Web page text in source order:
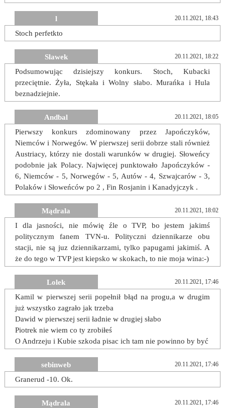
l 20.11.2021, 18:43
Stoch perfetkto
Slawek 20.11.2021, 18:22
Podsumowując dzisiejszy konkurs. Stoch, Kubacki
przeciętnie. Żyła, Stękała i Wolny słabo. Murańka i Hula
beznadziejnie.
Andbal 20.11.2021, 18:05
Pierwszy konkurs zdominowany przez Japończyków,
Niemców i Norwegów. W pierwszej serii dobrze stali również
Austriacy, którzy nie dostali warunków w drugiej. Słoweńcy
podobnie jak Polacy. Najwięcej punktowało Japończyków -
6, Niemców - 5, Norwegów - 5, Autów - 4, Szwajcarów - 3,
Polaków i Słoweńców po 2 , Fin Rosjanin i Kanadyjczyk .
Mądrala 20.11.2021, 18:02
I dla jasności, nie mówię źle o TVP, bo jestem jakimś
politycznym fanem TVN-u. Polityczni dziennikarze obu
stacji, nie są juz dziennikarzami, tylko papugami jakimiś. A
że do tego w TVP jest kiepsko w skokach, to nie moja wina:-)
Lolek 20.11.2021, 17:46
Kamil w pierwszej serii popełnił błąd na progu,a w drugim
już wszystko zagrało jak trzeba
Dawid w pierwszej serii ładnie w drugiej słabo
Piotrek nie wiem co ty zrobiłeś
O Andrzeju i Kubie szkoda pisac ich tam nie powinno by być
sebinweb 20.11.2021, 17:46
Granerud -10. Ok.
Mądrala 20.11.2021, 17:46